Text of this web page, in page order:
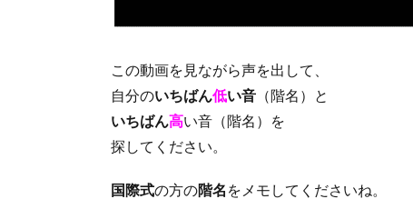
この動画を見ながら声を出して、
自分のいちばん低い音 （階名）と
いちばん高い音（階名）を
探してください。
国際式の方の階名 をメモしてくださいね。